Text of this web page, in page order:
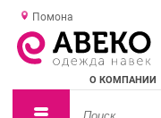
Помона
О КОМПАНИИ